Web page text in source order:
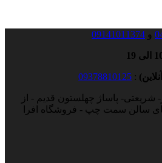
و 09141011374
:
09378810125
شریعتی- پاساژ چهلستون قدیم - از
سالن سمت چپ - فروشگاه افرا